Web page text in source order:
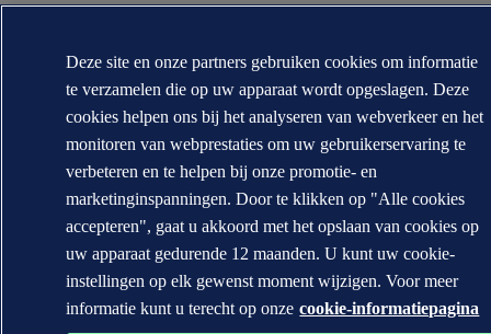
Deze site en onze partners gebruiken cookies om informatie
te verzamelen die op uw apparaat wordt opgeslagen. Deze
cookies helpen ons bij het analyseren van webverkeer en het
monitoren van webprestaties om uw gebruikerservaring te
verbeteren en te helpen bij onze promotie- en
marketinginspanningen. Door te klikken op "Alle cookies
accepteren", gaat u akkoord met het opslaan van cookies op
uw apparaat gedurende 12 maanden. U kunt uw cookie-
instellingen op elk gewenst moment wijzigen. Voor meer
informatie kunt u terecht op onze cookie-informatiepagina